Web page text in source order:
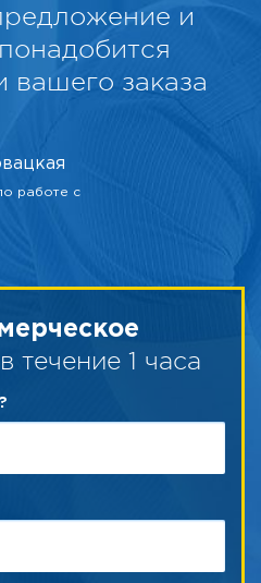
и
вашего заказа
работе с
в течение 1 часа